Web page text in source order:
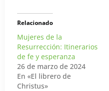
Relacionado
Mujeres de la
Resurrección: Itinerarios
de fe y esperanza
26 de marzo de 2024
En «El librero de
Christus»